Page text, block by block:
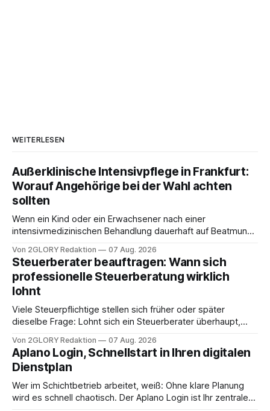
WEITERLESEN
Außerklinische Intensivpflege in Frankfurt:
Worauf Angehörige bei der Wahl achten
sollten
Wenn ein Kind oder ein Erwachsener nach einer
intensivmedizinischen Behandlung dauerhaft auf Beatmung
angewiesen ist, stellt sich für Familien eine schwierige
Frage: Muss die Versorgung dauerhaft in der Klinik bleiben –
oder ist ein Leben zu Hause möglich? Die außerklinische
Intensivpflege bietet genau diese Alternative: Sie
Von 2GLORY Redaktion 07 Aug. 2026
Steuerberater beauftragen: Wann sich
professionelle Steuerberatung wirklich
lohnt
Viele Steuerpflichtige stellen sich früher oder später
dieselbe Frage: Lohnt sich ein Steuerberater überhaupt,
erledigen? Die kurze Antwort: Bei einfachen
Einkommensverhältnissen reicht häufig eine Steuersoftware
aus – sobald jedoch mehrere Einkunftsarten
zusammentreffen oder größere finanzielle Veränderungen
anstehen, zahlt sich professionelle Unterstützung meist
Von 2GLORY Redaktion 07 Aug. 2026
Aplano Login, Schnellstart in Ihren digitalen
Dienstplan
Wer im Schichtbetrieb arbeitet, weiß: Ohne klare Planung
wird es schnell chaotisch. Der Aplano Login ist Ihr zentraler